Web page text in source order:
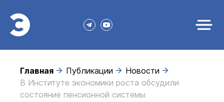
Главная Публикации
Новости
В Институте экономики роста обсудили
состояние пенсионной системы